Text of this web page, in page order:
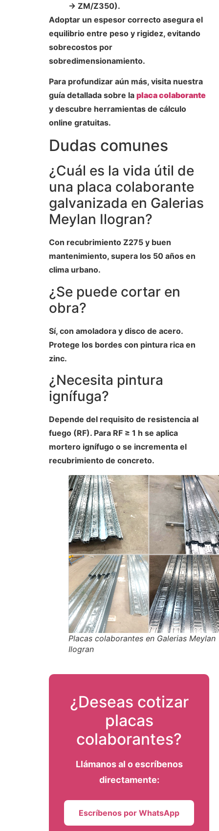
→ ZM/Z350).
Adoptar un espesor correcto asegura el
equilibrio entre peso y rigidez, evitando
sobrecostos por
sobredimensionamiento.
Para profundizar aún más, visita nuestra
guía detallada sobre la placa colaborante
y descubre herramientas de cálculo
online gratuitas.
Dudas comunes
¿Cuál es la vida útil de
una placa colaborante
galvanizada en Galerias
Meylan Ilogran?
Con recubrimiento Z275 y buen
mantenimiento, supera los 50 años en
clima urbano.
¿Se puede cortar en
obra?
Sí, con amoladora y disco de acero.
Protege los bordes con pintura rica en
zinc.
¿Necesita pintura
ignífuga?
Depende del requisito de resistencia al
fuego (RF). Para RF ≥ 1 h se aplica
mortero ignífugo o se incrementa el
recubrimiento de concreto.
Placas colaborantes en Galerias Meylan
Ilogran
¿Deseas cotizar
placas
colaborantes?
Llámanos al o escríbenos
directamente:
Escríbenos por WhatsApp